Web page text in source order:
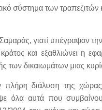
σύστημα των
γιατί υπέγραψαν
και εξαθλιώνει η
των δικαιωμάτων μιας
διάλυση της χώρας
όλα αυτά που